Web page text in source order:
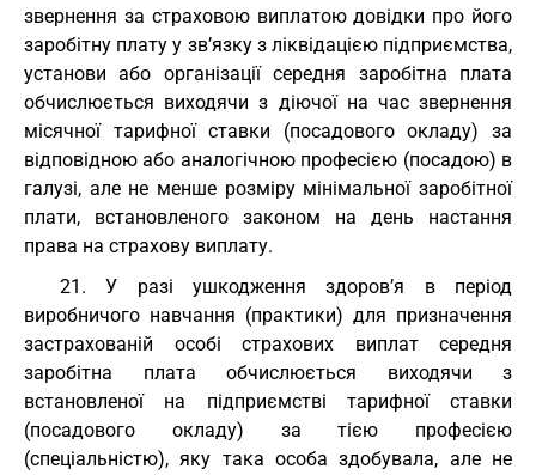
звернення за страховою виплатою довідки про його
заробітну плату у зв’язку з ліквідацією підприємства,
установи або організації середня заробітна плата
обчислюється виходячи з діючої на час звернення
місячної тарифної ставки (посадового окладу) за
відповідною або аналогічною професією (посадою) в
галузі, але не менше розміру мінімальної заробітної
плати, встановленого законом на день настання
права на страхову виплату.
21. У разі ушкодження здоров’я в період
виробничого навчання (практики) для призначення
застрахованій особі страхових виплат середня
заробітна плата обчислюється виходячи з
встановленої на підприємстві тарифної ставки
(посадового окладу) за тією професією
(спеціальністю), яку така особа здобувала, але не